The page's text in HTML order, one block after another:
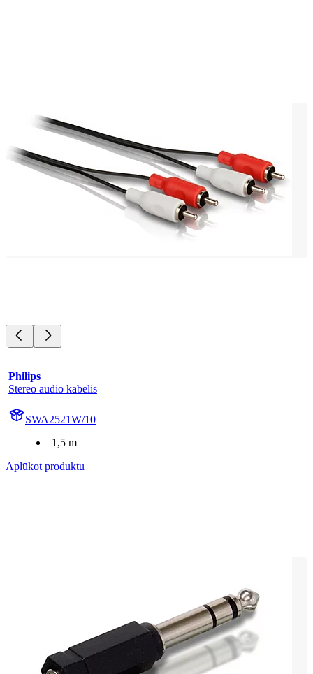
Philips
Stereo audio kabelis
SWA2521W/10
1,5 m
Aplūkot produktu